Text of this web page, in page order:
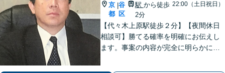
京
都
|谷
区
駅 から徒歩
2分
22:00（土日祝日）
【代々木上原駅徒歩２分】【夜間休日
相談可】勝てる確率を明確にお伝えし
ます。事案の内容が完全に明らかにな